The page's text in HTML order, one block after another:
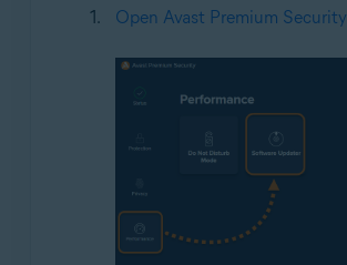
Open Avast Premium Security